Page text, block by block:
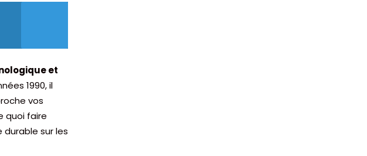
et
1990, il
vos
quoi faire
durable sur les